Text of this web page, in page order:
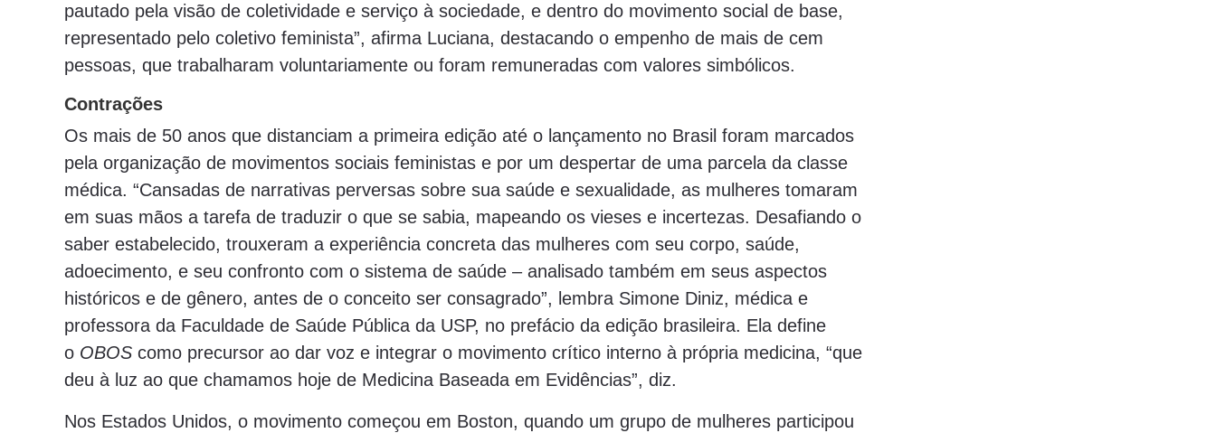
pautado pela visão de coletividade e serviço à sociedade, e dentro do movimento social de base,
representado pelo coletivo feminista”, afirma Luciana, destacando o empenho de mais de cem
pessoas, que trabalharam voluntariamente ou foram remuneradas com valores simbólicos.
Contrações
Os mais de 50 anos que distanciam a primeira edição até o lançamento no Brasil foram marcados
pela organização de movimentos sociais feministas e por um despertar de uma parcela da classe
médica. “Cansadas de narrativas perversas sobre sua saúde e sexualidade, as mulheres tomaram
em suas mãos a tarefa de traduzir o que se sabia, mapeando os vieses e incertezas. Desafiando o
saber estabelecido, trouxeram a experiência concreta das mulheres com seu corpo, saúde,
adoecimento, e seu confronto com o sistema de saúde – analisado também em seus aspectos
históricos e de gênero, antes de o conceito ser consagrado”, lembra Simone Diniz, médica e
professora da Faculdade de Saúde Pública da USP, no prefácio da edição brasileira. Ela define
o OBOScomo precursor ao dar voz e integrar o movimento crítico interno à própria medicina, “que
deu à luz ao que chamamos hoje de Medicina Baseada em Evidências”, diz.
Nos Estados Unidos, o movimento começou em Boston, quando um grupo de mulheres participou